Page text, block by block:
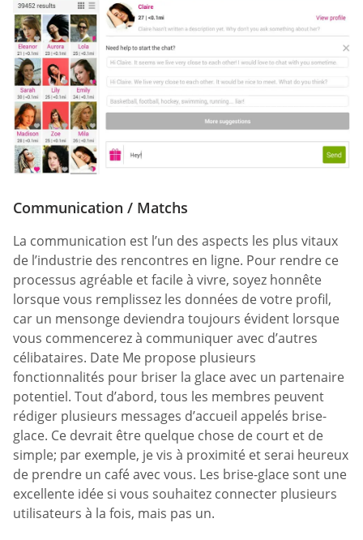
Communication / Matchs
La communication est l’un des aspects les plus vitaux
de l’industrie des rencontres en ligne. Pour rendre ce
processus agréable et facile à vivre, soyez honnête
lorsque vous remplissez les données de votre profil,
car un mensonge deviendra toujours évident lorsque
vous commencerez à communiquer avec d’autres
célibataires. Date Me propose plusieurs
fonctionnalités pour briser la glace avec un partenaire
potentiel. Tout d’abord, tous les membres peuvent
rédiger plusieurs messages d’accueil appelés brise-
glace. Ce devrait être quelque chose de court et de
simple; par exemple, je vis à proximité et serai heureux
de prendre un café avec vous. Les brise-glace sont une
excellente idée si vous souhaitez connecter plusieurs
utilisateurs à la fois, mais pas un.